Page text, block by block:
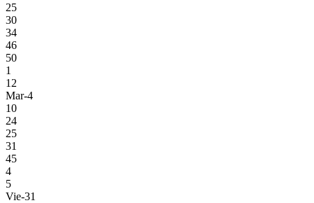
25
30
34
46
50
1
12
Mar-4
10
24
25
31
45
4
5
Vie-31